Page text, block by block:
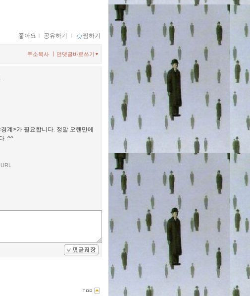
좋아요 ｌ 공유하기 ｌ 찜하기
먼댓글바로쓰기
주소복사
계>가 필요합니다. 정말 오랜만에
. ^^
URL